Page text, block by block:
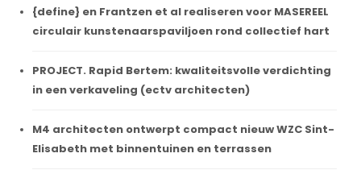
{define} en Frantzen et al realiseren voor MASEREEL
circulair kunstenaarspaviljoen rond collectief hart
PROJECT. Rapid Bertem: kwaliteitsvolle verdichting
in een verkaveling (ectv architecten)
M4 architecten ontwerpt compact nieuw WZC Sint-
Elisabeth met binnentuinen en terrassen